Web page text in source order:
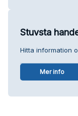
Stuvsta
Hitta information
Mer info